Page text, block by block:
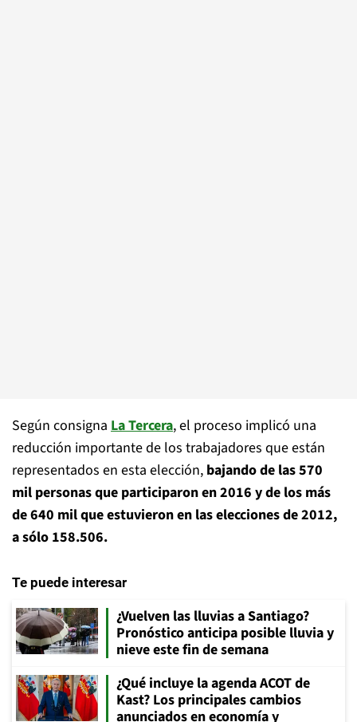
Según consigna La Tercera, el proceso implicó una
reducción importante de los trabajadores que están
representados en esta elección, bajando de las 570
mil personas que participaron en 2016 y de los más
de 640 mil que estuvieron en las elecciones de 2012,
a sólo 158.506.
Te puede interesar
¿Vuelven las lluvias a Santiago?
Pronóstico anticipa posible lluvia y
nieve este fin de semana
¿Qué incluye la agenda ACOT de
Kast? Los principales cambios
anunciados en economía y